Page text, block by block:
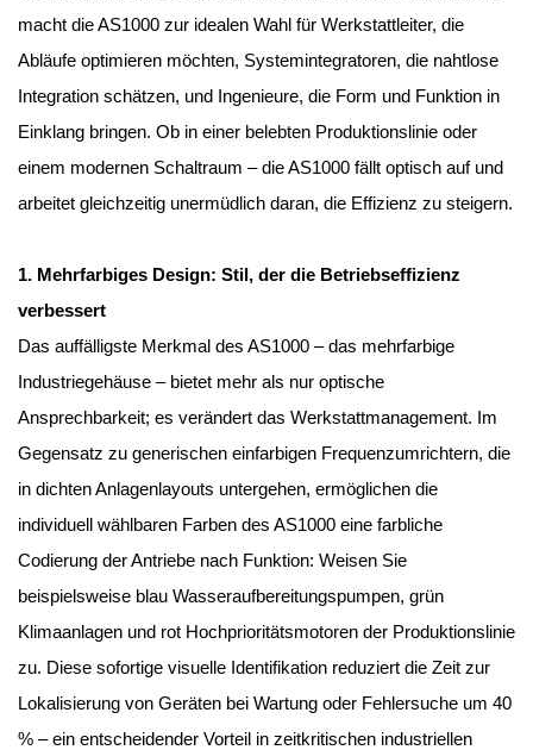
macht die AS1000 zur idealen Wahl für Werkstattleiter, die
Abläufe optimieren möchten, Systemintegratoren, die nahtlose
Integration schätzen, und Ingenieure, die Form und Funktion in
Einklang bringen. Ob in einer belebten Produktionslinie oder
einem modernen Schaltraum – die AS1000 fällt optisch auf und
arbeitet gleichzeitig unermüdlich daran, die Effizienz zu steigern.
1. Mehrfarbiges Design: Stil, der die Betriebseffizienz
verbessert
Das auffälligste Merkmal des AS1000 – das mehrfarbige
Industriegehäuse – bietet mehr als nur optische
Ansprechbarkeit; es verändert das Werkstattmanagement. Im
Gegensatz zu generischen einfarbigen Frequenzumrichtern, die
in dichten Anlagenlayouts untergehen, ermöglichen die
individuell wählbaren Farben des AS1000 eine farbliche
Codierung der Antriebe nach Funktion: Weisen Sie
beispielsweise blau Wasseraufbereitungspumpen, grün
Klimaanlagen und rot Hochprioritätsmotoren der Produktionslinie
zu. Diese sofortige visuelle Identifikation reduziert die Zeit zur
Lokalisierung von Geräten bei Wartung oder Fehlersuche um 40
% – ein entscheidender Vorteil in zeitkritischen industriellen